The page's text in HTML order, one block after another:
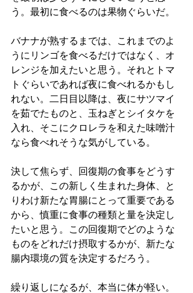
う。最初に食べるのは果物ぐらいだ。
バナナが熟するまでは、これまでのよ
うにリンゴを食べるだけではなく、オ
レンジを加えたいと思う。それとトマ
トぐらいであれば夜に食べれるかもし
れない。二日目以降は、夜にサツマイ
を茹でたものと、玉ねぎとシイタケを
入れ、そこにクロレラを和えた味噌汁
なら食べれそうな気がしている。
決して焦らず、回復期の食事をどうす
るかが、この新しく生まれた身体、と
りわけ新たな胃腸にとって重要である
から、慎重に食事の種類と量を決定し
たいと思う。この回復期でどのような
ものをどれだけ摂取するかが、新たな
腸内環境の質を決定するだろう。
繰り返しになるが、本当に体が軽い。